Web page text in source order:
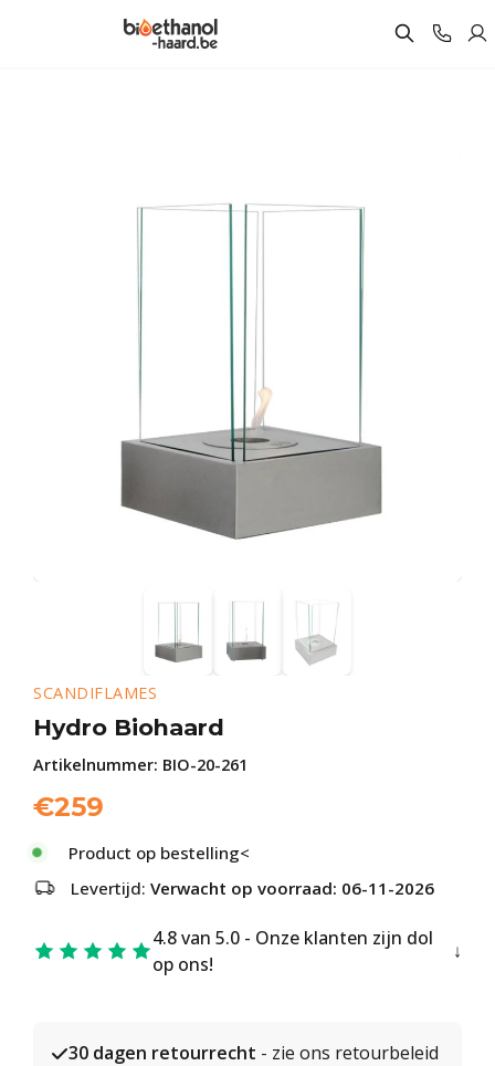
SCANDIFLAMES
Hydro Biohaard
Artikelnummer: BIO-20-261
€259
Product op bestelling<
Levertijd: Verwacht op voorraad: 06-11-2026
4.8 van 5.0 - Onze klanten zijn dol
op ons!
30 dagen retourrecht - zie ons retourbeleid